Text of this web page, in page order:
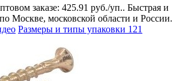
заказе: 425.91 руб./уп.. Быстрая и
Москве, московской области и России.
Размеры и типы упаковки 121